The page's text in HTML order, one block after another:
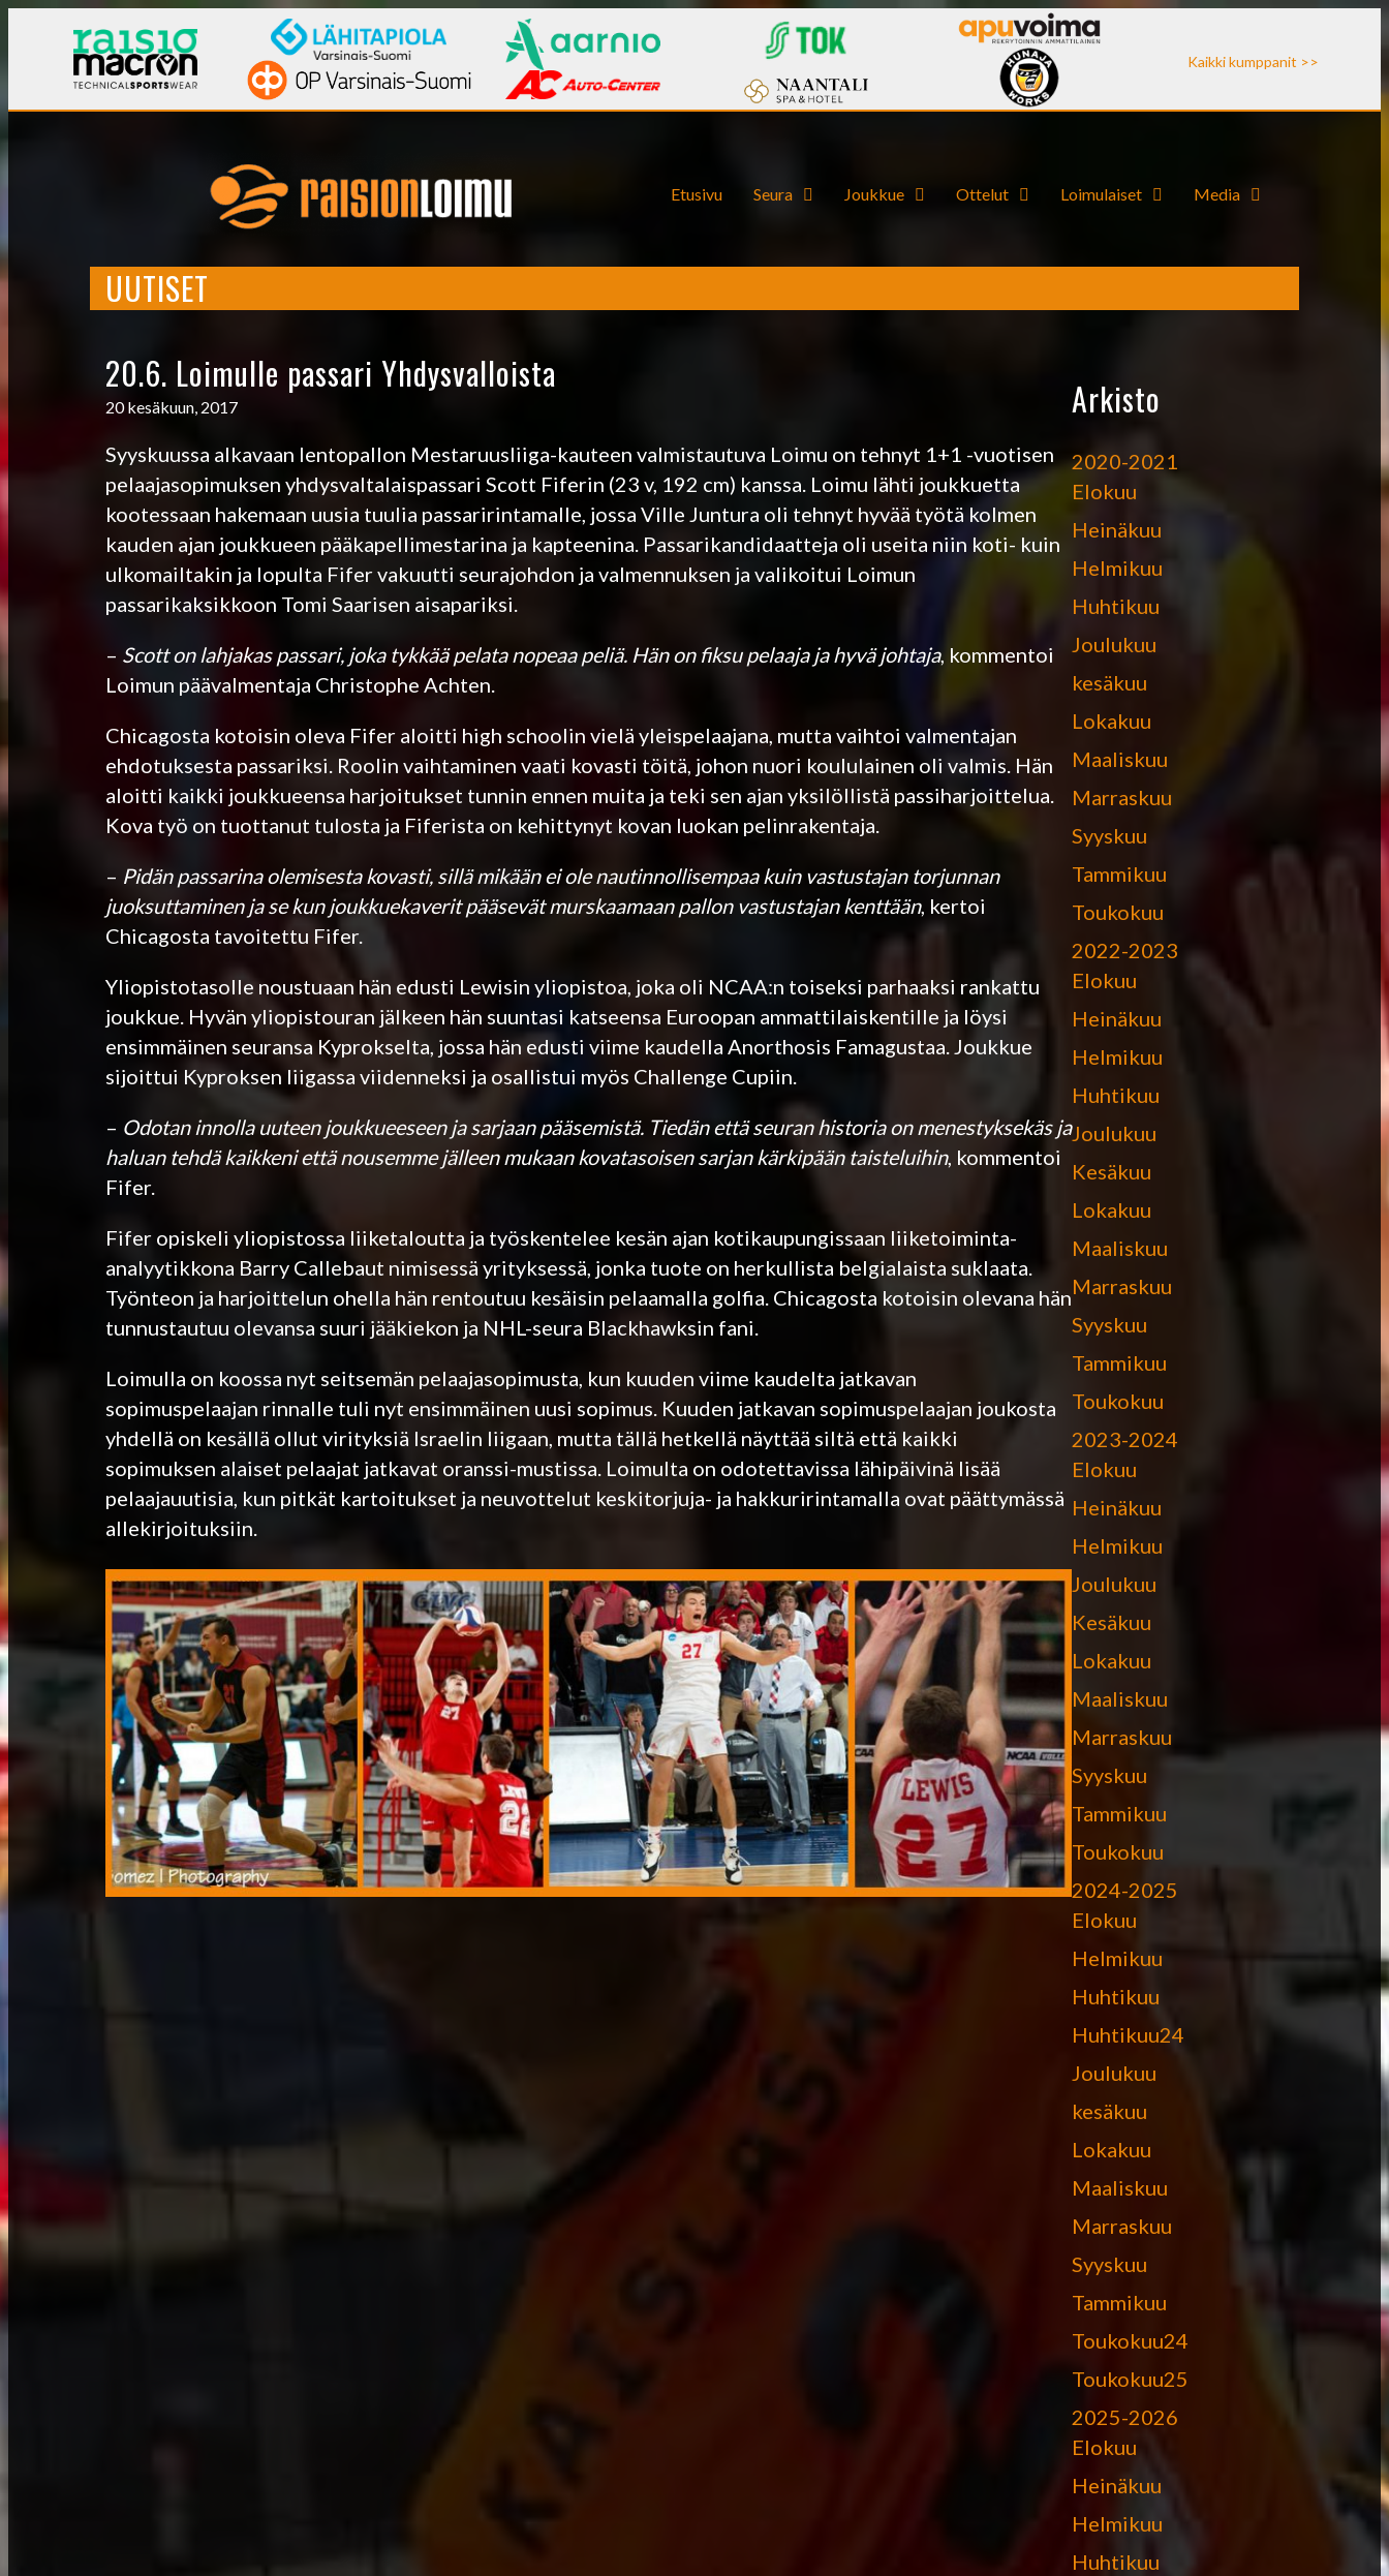
Kaikki kumppanit >>
Etusivu Seura Joukkue Ottelut Loimulaiset Media
UUTISET
20.6. Loimulle passari Yhdysvalloista
20 kesäkuun, 2017
Syyskuussa alkavaan lentopallon Mestaruusliiga-kauteen valmistautuva Loimu on tehnyt 1+1 -vuotisen
pelaajasopimuksen yhdysvaltalaispassari Scott Fiferin (23 v, 192 cm) kanssa. Loimu lähti joukkuetta
kootessaan hakemaan uusia tuulia passaririntamalle, jossa Ville Juntura oli tehnyt hyvää työtä kolmen
kauden ajan joukkueen pääkapellimestarina ja kapteenina. Passarikandidaatteja oli useita niin koti- kuin
ulkomailtakin ja lopulta Fifer vakuutti seurajohdon ja valmennuksen ja valikoitui Loimun
passarikaksikkoon Tomi Saarisen aisapariksi.
– Scott on lahjakas passari, joka tykkää pelata nopeaa peliä. Hän on fiksu pelaaja ja hyvä johtaja, kommentoi
Loimun päävalmentaja Christophe Achten.
Chicagosta kotoisin oleva Fifer aloitti high schoolin vielä yleispelaajana, mutta vaihtoi valmentajan
ehdotuksesta passariksi. Roolin vaihtaminen vaati kovasti töitä, johon nuori koululainen oli valmis. Hän
aloitti kaikki joukkueensa harjoitukset tunnin ennen muita ja teki sen ajan yksilöllistä passiharjoittelua.
Kova työ on tuottanut tulosta ja Fiferista on kehittynyt kovan luokan pelinrakentaja.
– Pidän passarina olemisesta kovasti, sillä mikään ei ole nautinnollisempaa kuin vastustajan torjunnan
juoksuttaminen ja se kun joukkuekaverit pääsevät murskaamaan pallon vastustajan kenttään, kertoi
Chicagosta tavoitettu Fifer.
Yliopistotasolle noustuaan hän edusti Lewisin yliopistoa, joka oli NCAA:n toiseksi parhaaksi rankattu
joukkue. Hyvän yliopistouran jälkeen hän suuntasi katseensa Euroopan ammattilaiskentille ja löysi
ensimmäinen seuransa Kyprokselta, jossa hän edusti viime kaudella Anorthosis Famagustaa. Joukkue
sijoittui Kyproksen liigassa viidenneksi ja osallistui myös Challenge Cupiin.
– Odotan innolla uuteen joukkueeseen ja sarjaan pääsemistä. Tiedän että seuran historia on menestyksekäs ja
haluan tehdä kaikkeni että nousemme jälleen mukaan kovatasoisen sarjan kärkipään taisteluihin, kommentoi
Fifer.
Fifer opiskeli yliopistossa liiketaloutta ja työskentelee kesän ajan kotikaupungissaan liiketoiminta-
analyytikkona Barry Callebaut nimisessä yrityksessä, jonka tuote on herkullista belgialaista suklaata.
Työnteon ja harjoittelun ohella hän rentoutuu kesäisin pelaamalla golfia. Chicagosta kotoisin olevana hän
tunnustautuu olevansa suuri jääkiekon ja NHL-seura Blackhawksin fani.
Loimulla on koossa nyt seitsemän pelaajasopimusta, kun kuuden viime kaudelta jatkavan
sopimuspelaajan rinnalle tuli nyt ensimmäinen uusi sopimus. Kuuden jatkavan sopimuspelaajan joukosta
yhdellä on kesällä ollut virityksiä Israelin liigaan, mutta tällä hetkellä näyttää siltä että kaikki
sopimuksen alaiset pelaajat jatkavat oranssi-mustissa. Loimulta on odotettavissa lähipäivinä lisää
pelaajauutisia, kun pitkät kartoitukset ja neuvottelut keskitorjuja- ja hakkuririntamalla ovat päättymässä
allekirjoituksiin.
Arkisto
2020-2021
Elokuu
Heinäkuu
Helmikuu
Huhtikuu
Joulukuu
kesäkuu
Lokakuu
Maaliskuu
Marraskuu
Syyskuu
Tammikuu
Toukokuu
2022-2023
Elokuu
Heinäkuu
Helmikuu
Huhtikuu
Joulukuu
Kesäkuu
Lokakuu
Maaliskuu
Marraskuu
Syyskuu
Tammikuu
Toukokuu
2023-2024
Elokuu
Heinäkuu
Helmikuu
Joulukuu
Kesäkuu
Lokakuu
Maaliskuu
Marraskuu
Syyskuu
Tammikuu
Toukokuu
2024-2025
Elokuu
Helmikuu
Huhtikuu
Huhtikuu24
Joulukuu
kesäkuu
Lokakuu
Maaliskuu
Marraskuu
Syyskuu
Tammikuu
Toukokuu24
Toukokuu25
2025-2026
Elokuu
Heinäkuu
Helmikuu
Huhtikuu